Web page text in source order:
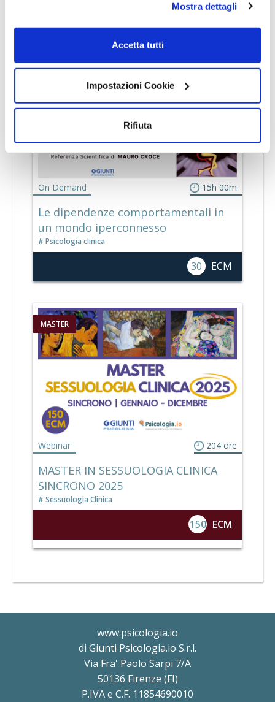
cookie, ti invitiamo a prendere visione dell’informativa
cookie. Chiudendo il banner tramite la “X” prosegui la
navigazione senza alcuna profilazione. Selezionando
profilazione che potrai revocare in ogni momento
pagina dedicati ai cookie.
Mostra dettagli
Accetta tutti
Impostazioni Cookie
Rifiuta
30 ECM
CONVEGNO
On Demand 15h 00m
Le dipendenze comportamentali in
un mondo iperconnesso
Psicologia clinica
30 ECM
MASTER
Webinar 204 ore
MASTER IN SESSUOLOGIA CLINICA
SINCRONO 2025
Sessuologia Clinica
150 ECM
www.psicologia.io
di Giunti Psicologia.io S.r.l.
Via Fra' Paolo Sarpi 7/A
50136 Firenze (FI)
P.IVA e C.F. 11854690010